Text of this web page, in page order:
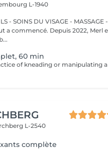
L-1940
- SOINS DU VISAGE - MASSAGE -
60 min
L-2540
complète